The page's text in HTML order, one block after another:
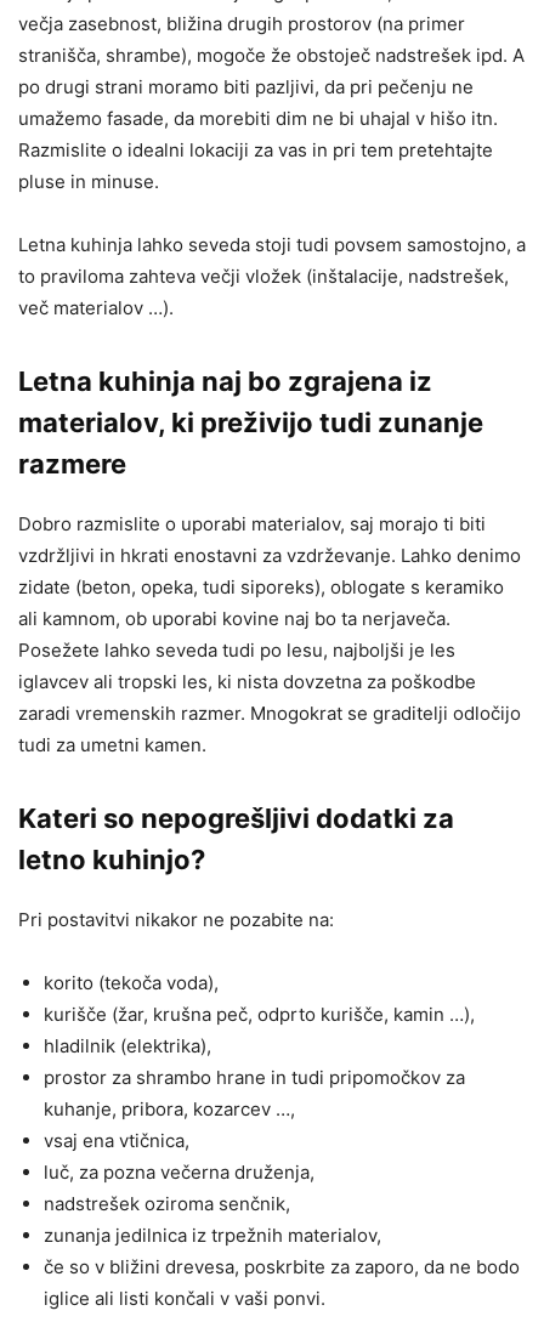
večja zasebnost, bližina drugih prostorov (na primer
stranišča, shrambe), mogoče že obstoječ nadstrešek ipd. A
po drugi strani moramo biti pazljivi, da pri pečenju ne
umažemo fasade, da morebiti dim ne bi uhajal v hišo itn.
Razmislite o idealni lokaciji za vas in pri tem pretehtajte
pluse in minuse.
Letna kuhinja lahko seveda stoji tudi povsem samostojno, a
to praviloma zahteva večji vložek (inštalacije, nadstrešek,
več materialov …).
Letna kuhinja naj bo zgrajena iz
materialov, ki preživijo tudi zunanje
razmere
Dobro razmislite o uporabi materialov, saj morajo ti biti
vzdržljivi in hkrati enostavni za vzdrževanje. Lahko denimo
zidate (beton, opeka, tudi siporeks), oblogate s keramiko
ali kamnom, ob uporabi kovine naj bo ta nerjaveča.
Posežete lahko seveda tudi po lesu, najboljši je les
iglavcev ali tropski les, ki nista dovzetna za poškodbe
zaradi vremenskih razmer. Mnogokrat se graditelji odločijo
tudi za umetni kamen.
Kateri so nepogrešljivi dodatki za
letno kuhinjo?
Pri postavitvi nikakor ne pozabite na:
korito (tekoča voda),
kurišče (žar, krušna peč, odprto kurišče, kamin …),
hladilnik (elektrika),
prostor za shrambo hrane in tudi pripomočkov za
kuhanje, pribora, kozarcev …,
vsaj ena vtičnica,
luč, za pozna večerna druženja,
nadstrešek oziroma senčnik,
zunanja jedilnica iz trpežnih materialov,
če so v bližini drevesa, poskrbite za zaporo, da ne bodo
iglice ali listi končali v vaši ponvi.